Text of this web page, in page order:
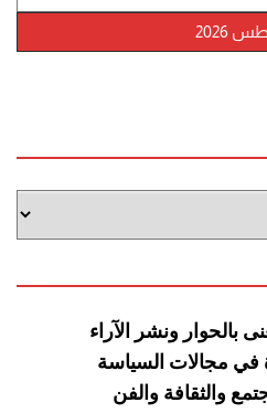
2026
بالحوار ونشر الآراء
في مجالات السياسة
والثقافة والفن